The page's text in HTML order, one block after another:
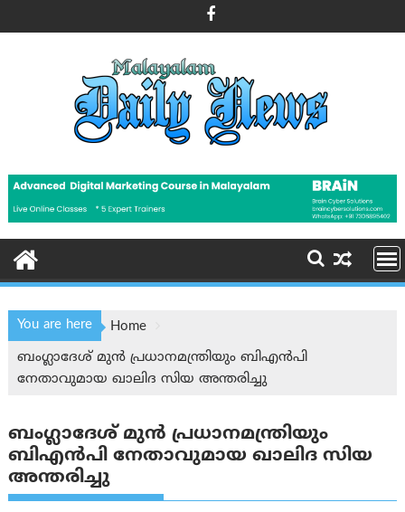
to
You are here
Home
ബംഗ്ലാദേശ് മുൻ പ്രധാനമന്ത്രിയും ബിഎൻപി
നേതാവുമായ ഖാലിദ സിയ അന്തരിച്ചു
ബംഗ്ലാദേശ് മുൻ പ്രധാനമന്ത്രിയും
ബിഎൻപി നേതാവുമായ ഖാലിദ സിയ
അന്തരിച്ചു